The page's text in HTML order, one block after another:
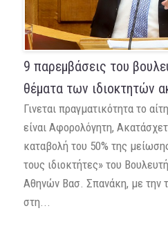
9 παρεμβάσεις του
θέματα των ιδιοκτητών
Γινεται πραγματικότητα το
είναι Αφορολόγητη,
καταβολή του 50% της
τους ιδιοκτήτες» του
Αθηνών Βασ. Σπανάκη, με την
στη...